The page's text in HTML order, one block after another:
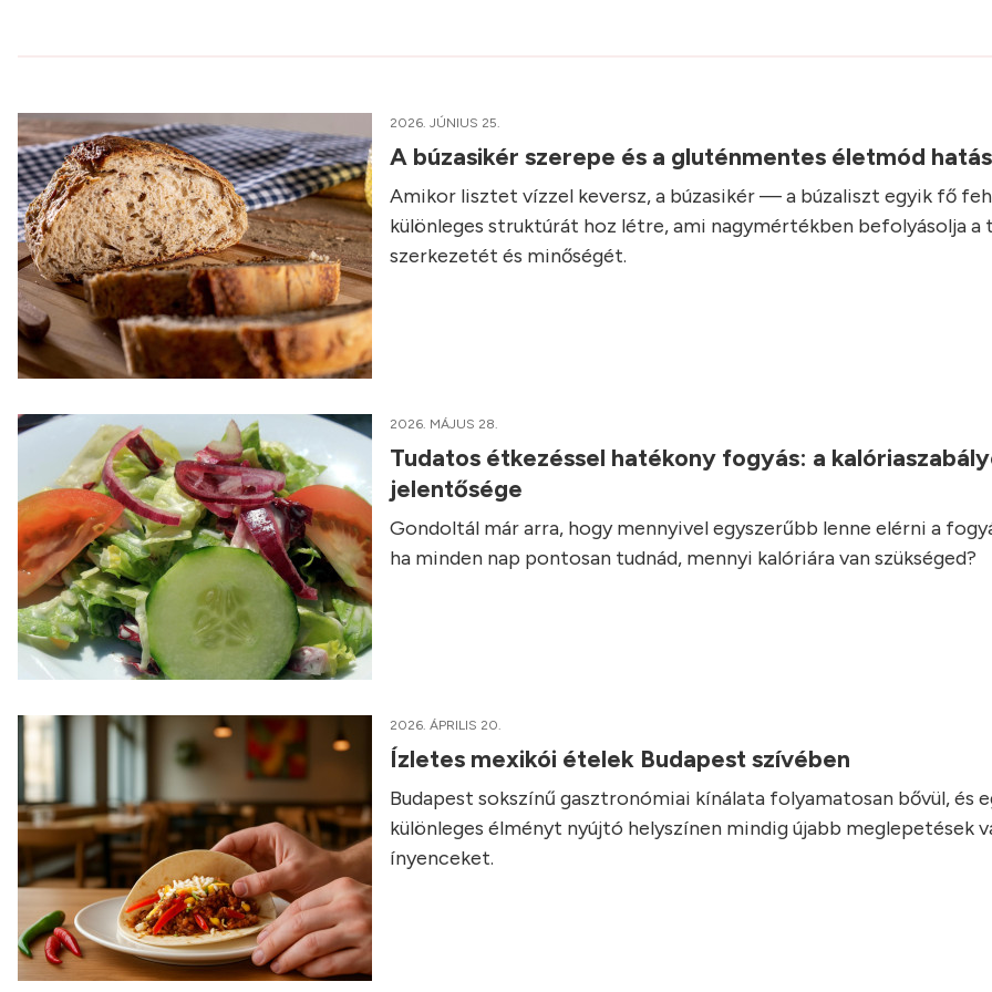
2026. JÚNIUS 25.
A búzasikér szerepe és a gluténmentes életmód
Amikor lisztet vízzel keversz, a búzasikér — a búzaliszt egyik fő
különleges struktúrát hoz létre, ami nagymértékben befolyásolja a
szerkezetét és minőségét.
2026. MÁJUS 28.
Tudatos étkezéssel hatékony fogyás: a
jelentősége
Gondoltál már arra, hogy mennyivel egyszerűbb lenne elérni a
ha minden nap pontosan tudnád, mennyi kalóriára van szükséged?
2026. ÁPRILIS 20.
Ízletes mexikói ételek Budapest szívében
Budapest sokszínű gasztronómiai kínálata folyamatosan bővül, és
különleges élményt nyújtó helyszínen mindig újabb meglepetések
ínyenceket.